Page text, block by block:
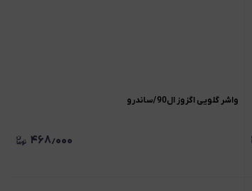
واشر گلویی اگزوز ال90/ساندرو
۴۶۸٫۰۰۰